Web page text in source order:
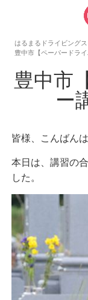
はるまるドライビング
豊中市【ペーパードラ
豊中市
ー
皆様、こんばんは
本日は、講習の
した。